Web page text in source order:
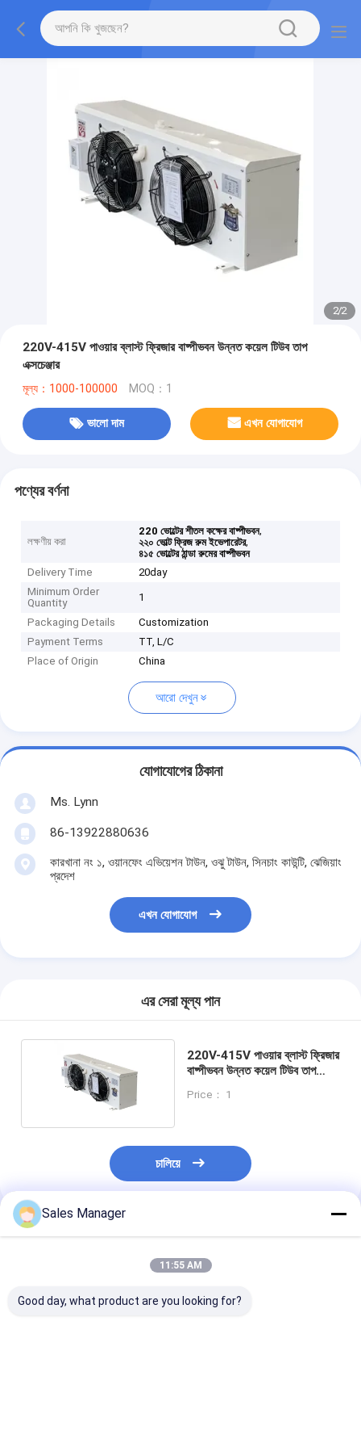
2/2
220V-415V পাওয়ার ব্লাস্ট ফ্রিজার বাষ্পীভবন উন্নত কয়েল টিউব তাপ
এক্সচেঞ্জার
মূল্য：1000-100000 MOQ：1
ভালো দাম এখন যোগাযোগ
পণ্যের বর্ণনা
লক্ষণীয় করা
220 ভোল্টের শীতল কক্ষের বাষ্পীভবন,
২২০ ভোল্ট ফ্রিজ রুম ইভেপারেটর,
৪১৫ ভোল্টের ঠান্ডা রুমের বাষ্পীভবন
Delivery Time
20day
Minimum Order
Quantity
1
Packaging Details
Customization
Payment Terms
TT, L/C
Place of Origin
China
আরো দেখুন
যোগাযোগের ঠিকানা
Ms. Lynn
86-13922880636
কারখানা নং ১, ওয়ানফেং এভিয়েশন টাউন, ওঝু টাউন, সিনচাং কাউন্টি, ঝেজিয়াং
প্রদেশ
এখন যোগাযোগ
এর সেরা মূল্য পান
220V-415V পাওয়ার ব্লাস্ট ফ্রিজার
বাষ্পীভবন উন্নত কয়েল টিউব তাপ
Price： 1
চালিয়ে
প্রস্তাবিত পণ্য
Sales Manager
11:55 AM
Good day, what product are you looking for?